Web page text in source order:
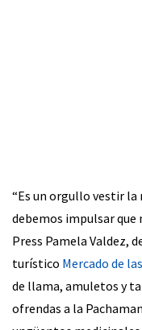
“Es un orgullo vestir
debemos impulsar que
Press Pamela Valdez,
turístico Mercado de
de llama, amuletos y
ofrendas a la